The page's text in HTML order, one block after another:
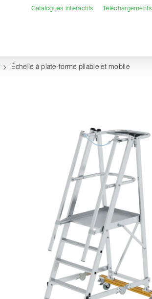
Catalogues interactifs Téléchargements
Échelle à plate-forme pliable et mobile